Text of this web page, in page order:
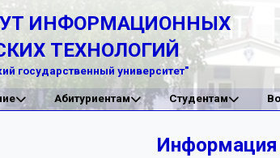
ИНФОРМАЦИОННЫХ
ТЕХНОЛОГИЙ
государственный университет"
Абитуриентам Студентам
Информация